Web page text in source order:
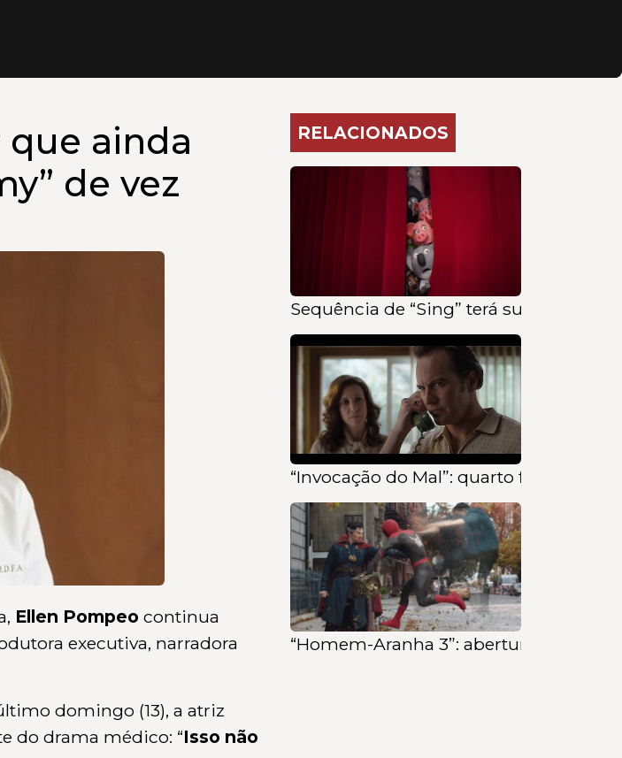
ainda
de vez
Ellen Pompeo continua
executiva, narradora
domingo (13), a atriz
do drama médico: “Isso não
RELACIONADOS
Sequência de “Sing” terá sua pré-
“Invocação do Mal”: quarto filme da
“Homem-Aranha 3”: abertura do